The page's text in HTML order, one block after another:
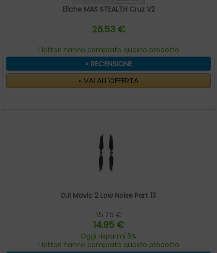
Eliche MAS STEALTH Cruz V2
26.53 €
1 lettori hanno comprato questo prodotto
» RECENSIONE
» VAI ALL'OFFERTA
DJI Mavic 2 Low Noise Part 13
15.75 €
14.95 €
Oggi risparmi 5%
1 lettori hanno comprato questo prodotto